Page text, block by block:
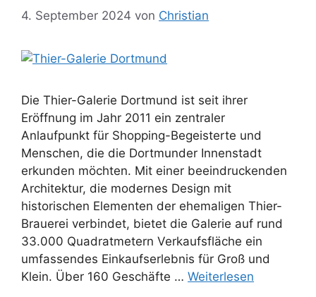
4. September 2024 von Christian
Die Thier-Galerie Dortmund ist seit ihrer
Eröffnung im Jahr 2011 ein zentraler
Anlaufpunkt für Shopping-Begeisterte und
Menschen, die die Dortmunder Innenstadt
erkunden möchten. Mit einer beeindruckenden
Architektur, die modernes Design mit
historischen Elementen der ehemaligen Thier-
Brauerei verbindet, bietet die Galerie auf rund
33.000 Quadratmetern Verkaufsfläche ein
umfassendes Einkaufserlebnis für Groß und
Klein. Über 160 Geschäfte … Weiterlesen